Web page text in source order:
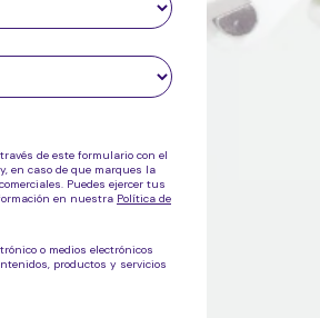
de este formulario con el
en caso de que marques la
Puedes ejercer tus
en nuestra Política de
o medios electrónicos
productos y servicios